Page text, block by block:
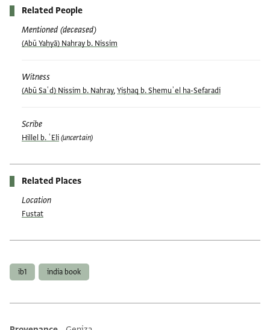
Related People
Mentioned (deceased)
(Abū Yaḥyā) Nahray b. Nissim
Witness
(Abū Saʿd) Nissim b. Nahray,Yiṣḥaq b. Shemuʾel ha-Sefaradi
Scribe
Hillel b. ʿEli(uncertain)
Related Places
Location
Fustat
ib1 india book